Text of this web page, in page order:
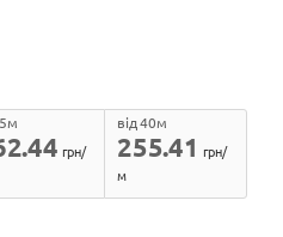
грн/
255.41
від 40м
грн/
м